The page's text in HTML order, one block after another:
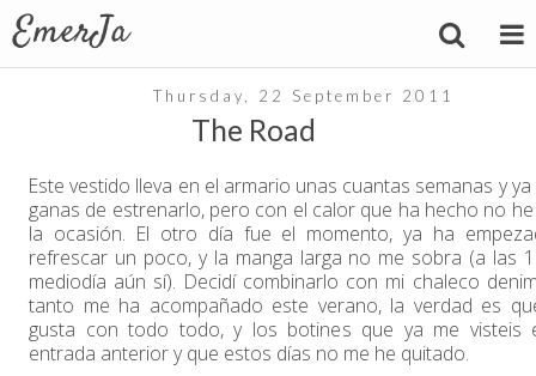
Thursday, 22 September 2011
The Road
Este vestido lleva en el armario unas cuantas semanas y
ganas de estrenarlo, pero con el calor que ha hecho no
la ocasión. El otro día fue el momento, ya ha
refrescar un poco, y la manga larga no me sobra (a las
mediodía aún sí). Decidí combinarlo con mi chaleco
tanto me ha acompañado este verano, la verdad es
gusta con todo todo, y los botines que ya me visteis
entrada anterior y que estos días no me he quitado.